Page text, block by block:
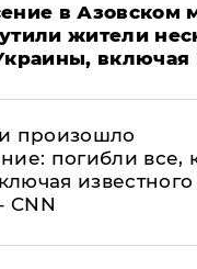
в Азовском
жители
произошло
погибли все,
известного
CNN